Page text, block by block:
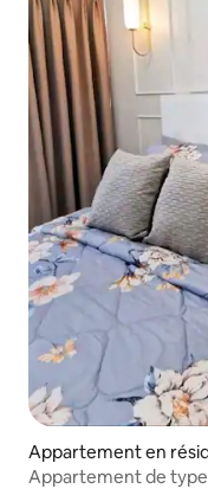
Appartement en
Appartement de